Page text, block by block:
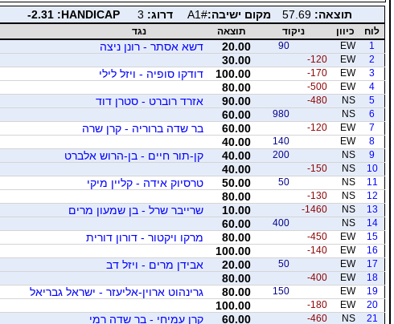
תוצאה: 57.69 מקום ישיבה:A1# דרוג: 3
PACIDNAH:
-2.31
לוח כיוון ניקוד תוצאה
נגד
1
EW
90
20.00 דשא אסתר - רונן ניצה
2
EW
-120
30.00
3
EW
-170
100.00 דודקו סופיה - ויזל לילי
4
EW
-500
80.00
5
NS
-480
90.00 אזרד רוברט - סטרן דוד
6
NS
980
60.00
7
EW
-120
60.00 בר שדה ברוריה - קרן שרה
8
EW
140
40.00
9
NS
200
40.00 קן-תור חיים - בן-הרוש אלברט
10
NS
-150
40.00
11
NS
50
50.00 טרסיוק אידה - קליין מיקי
12
NS
-130
80.00
13
NS
-1460
10.00 שרייבר שרל - בן שמעון מרים
14
NS
400
60.00
15
EW
-450
80.00 מרקו ויקטור - דורון דורית
16
EW
-140
100.00
17
EW
50
20.00 אבידן מרים - ויזל דב
18
EW
-400
80.00
19
EW
150
80.00 גרינהוט ארוין-אליעזר - ישראל גבריאל
20
EW
-180
100.00
21
NS
-460
60.00 קרן עמיחי - בר שדה רמי